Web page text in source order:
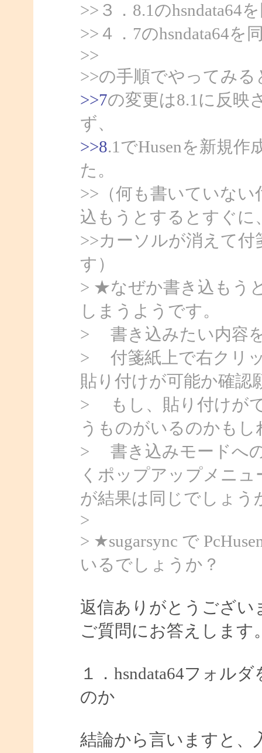
>>３．8.1のhsndata64
>>４．7のhsndata64を
>>
>>の手順でやってみる
>>7の変更は8.1に反映
ず、
>>8.1でHusenを新規
た。
>>（何も書いていな
込もうとするとすぐに
>>カーソルが消えて
す）
> ★なぜか書き込もう
しまうようです。
> 書き込みたい内容
> 付箋紙上で右クリ
貼り付けが可能か確認
> もし、貼り付けが
うものがいるのかもし
> 書き込みモードへ
くポップアップメニ
が結果は同じでしょう
>
> ★sugarsync で
いるでしょうか？
返信ありがとうござい
ご質問にお答えします
１．hsndata64フォル
のか
結論から言いますと、